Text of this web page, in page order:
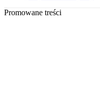
Promowane treści